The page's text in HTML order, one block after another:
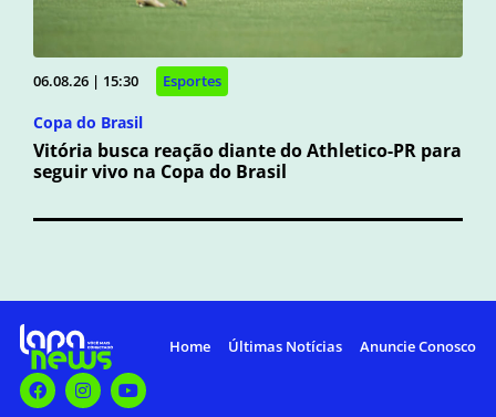
06.08.26 | 15:30 Esportes
Copa do Brasil
Vitória busca reação diante do Athletico-PR para
seguir vivo na Copa do Brasil
Home Últimas Notícias Anuncie Conosco